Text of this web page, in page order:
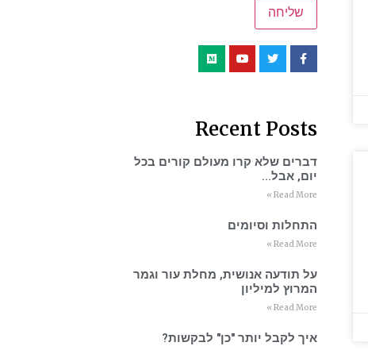
Recent Posts
דברים שלא קרו מעולם קורים בכל
יום, אבל…
Read More »
התחלות וסיומים
Read More »
על תודעה אנושית, מחלת עור וגמר
המרוץ למיליון
Read More »
איך לקבל יותר "כן" לבקשות?